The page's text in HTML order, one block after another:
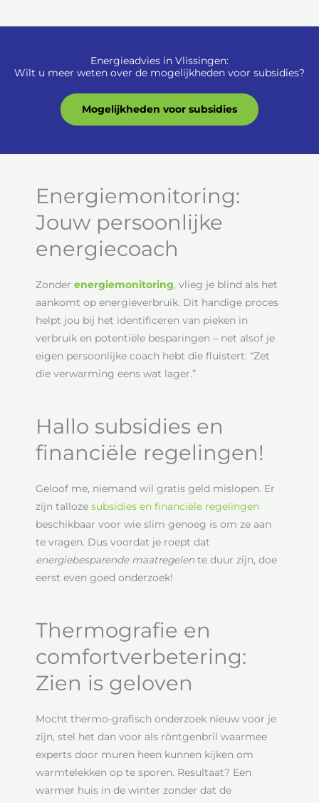
Energieadvies in Vlissingen:
Wilt u meer weten over de mogelijkheden voor subsidies?
Mogelijkheden voor subsidies
Energiemonitoring:
Jouw persoonlijke
energiecoach
Zonder energiemonitoring, vlieg je blind als het
aankomt op energieverbruik. Dit handige proces
helpt jou bij het identificeren van pieken in
verbruik en potentiële besparingen – net alsof je
eigen persoonlijke coach hebt die fluistert: “Zet
die verwarming eens wat lager.”
Hallo subsidies en
financiële regelingen!
Geloof me, niemand wil gratis geld mislopen. Er
zijn talloze subsidies en financiële regelingen
beschikbaar voor wie slim genoeg is om ze aan
te vragen. Dus voordat je roept dat
energiebesparende maatregelen te duur zijn, doe
eerst even goed onderzoek!
Thermografie en
comfortverbetering:
Zien is geloven
Mocht thermo-grafisch onderzoek nieuw voor je
zijn, stel het dan voor als röntgenbril waarmee
experts door muren heen kunnen kijken om
warmtelekken op te sporen. Resultaat? Een
warmer huis in de winter zonder dat de